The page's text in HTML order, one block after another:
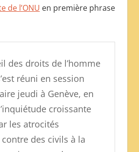
de l’ONU en première phrase
des droits de l’homme
réuni en session
jeudi à Genève, en
croissante
les atrocités
des civils à la